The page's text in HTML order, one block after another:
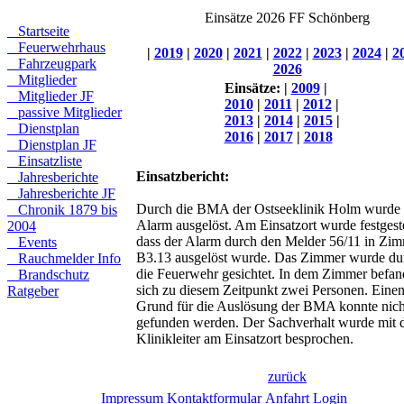
Startseite
Feuerwehrhaus
Fahrzeugpark
Mitglieder
Mitglieder JF
passive Mitglieder
Dienstplan
Dienstplan JF
Einsatzliste
Jahresberichte
Jahresberichte JF
Chronik 1879 bis
2004
Events
Rauchmelder Info
Brandschutz
Ratgeber
Einsätze 2026 FF Schönberg
| 2019| 2020| 2021 | 2022| 2023| 2024|
2026
Einsätze: | 2009|
2010| 2011 | 2012|
2013| 2014| 2015|
2016| 2017| 2018
Einsatzbericht:
Durch die BMA der Ostseeklinik Holm wurde
Alarm ausgelöst. Am Einsatzort wurde
dass der Alarm durch den Melder 56/11 in
B3.13 ausgelöst wurde. Das Zimmer wurde
die Feuerwehr gesichtet. In dem Zimmer
sich zu diesem Zeitpunkt zwei Personen. Einen
Grund für die Auslösung der BMA konnte
gefunden werden. Der Sachverhalt wurde mit
Klinikleiter am Einsatzort besprochen.
zurück
Impressum Kontaktformular Anfahrt Login